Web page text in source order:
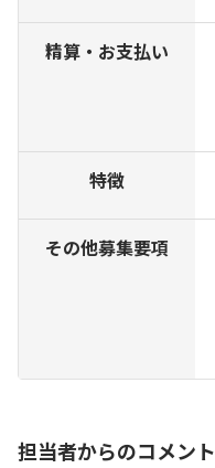
精算・お支払い
特徴
その他募集要項
担当者からのコメント